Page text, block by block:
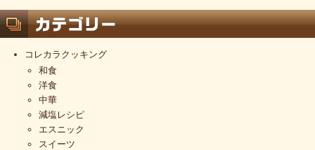
コレカラクッキング
和食
洋食
中華
減塩レシピ
エスニック
スイーツ